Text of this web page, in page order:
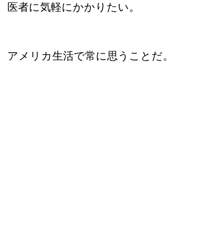
医者に気軽にかかりたい。
アメリカ生活で常に思うことだ。